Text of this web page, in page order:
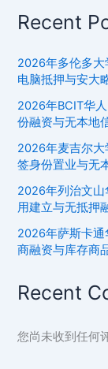
款
攻
略：
BC
省
收
入
家
庭
信
用
建
性
Recent
2026年多伦多
电脑抵押与安大
2026年BCIT华
份融资与无本地
2026年麦吉尔
签身份置业与无
2026年列治文
用建立与无抵押
2026年萨斯卡
商融资与库存商
Recent
您尚未收到任何